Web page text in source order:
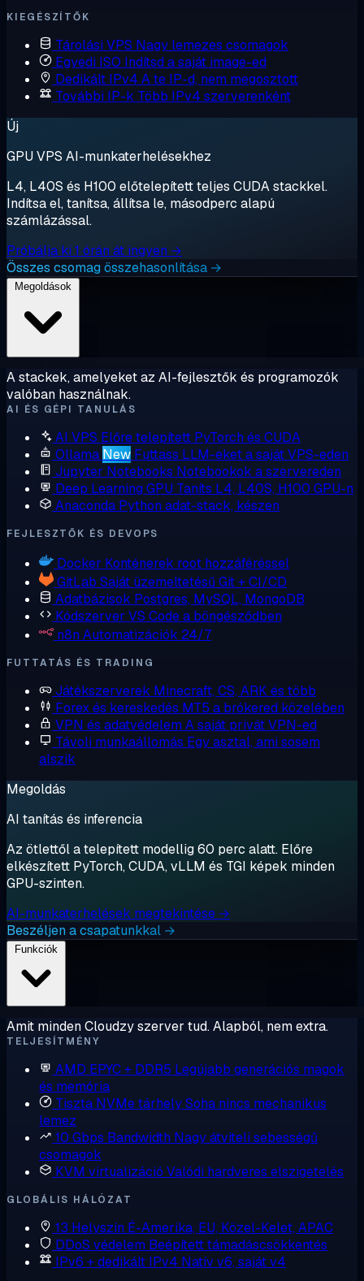
KIEGÉSZÍTŐK
Tárolási VPS Nagy lemezes csomagok
Egyedi ISO Indítsd a saját image-ed
Dedikált IPv4 A te IP-d, nem megosztott
További IP-k Több IPv4 szerverenként
Új
GPU VPS AI-munkaterhelésekhez
L4, L40S és H100 előtelepített teljes CUDA stackkel.
Indítsa el, tanítsa, állítsa le, másodperc alapú
számlázással.
Próbálja ki 1 órán át ingyen →
Összes csomag összehasonlítása →
A stackek, amelyeket az AI-fejlesztők és programozók
valóban használnak.
AI ÉS GÉPI TANULÁS
AI VPS Előre telepített PyTorch és CUDA
Ollama New Futtass LLM-eket a saját VPS-eden
Jupyter Notebooks Notebookok a szervereden
Deep Learning GPU Taníts L4, L40S, H100 GPU-n
Anaconda Python adat-stack, készen
FEJLESZTŐK ÉS DEVOPS
Docker Konténerek root hozzáféréssel
GitLab Saját üzemeltetésű Git + CI/CD
Adatbázisok Postgres, MySQL, MongoDB
Kódszerver VS Code a böngésződben
n8n Automatizációk 24/7
FUTTATÁS ÉS TRADING
Játékszerverek Minecraft, CS, ARK és több
Forex és kereskedés MT5 a brókered közelében
VPN és adatvédelem A saját privát VPN-ed
Távoli munkaállomás Egy asztal, ami sosem
alszik
Megoldás
AI tanítás és inferencia
Az ötlettől a telepített modellig 60 perc alatt. Előre
elkészített PyTorch, CUDA, vLLM és TGI képek minden
GPU-szinten.
AI-munkaterhelések megtekintése →
Beszéljen a csapatunkkal →
Amit minden Cloudzy szerver tud. Alapból, nem extra.
TELJESÍTMÉNY
AMD EPYC + DDR5 Legújabb generációs magok
és memória
Tiszta NVMe tárhelySoha nincs mechanikus
lemez
10 Gbps Bandwidth Nagy átviteli sebességű
csomagok
KVM virtualizáció Valódi hardveres elszigetelés
GLOBÁLIS HÁLÓZAT
13 Helyszín É-Amerika, EU, Közel-Kelet, APAC
DDoS védelem Beépített támadáscsökkentés
IPv6 + dedikált IPv4 Natív v6, saját v4